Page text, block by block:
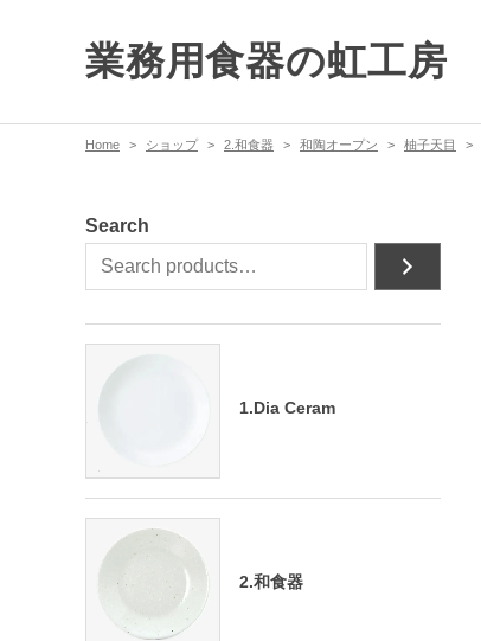
業務用食器の虹工房
Home ショップ 2.和食器 和陶オープン 柚子天目
Search
1.Dia Ceram
2.和食器